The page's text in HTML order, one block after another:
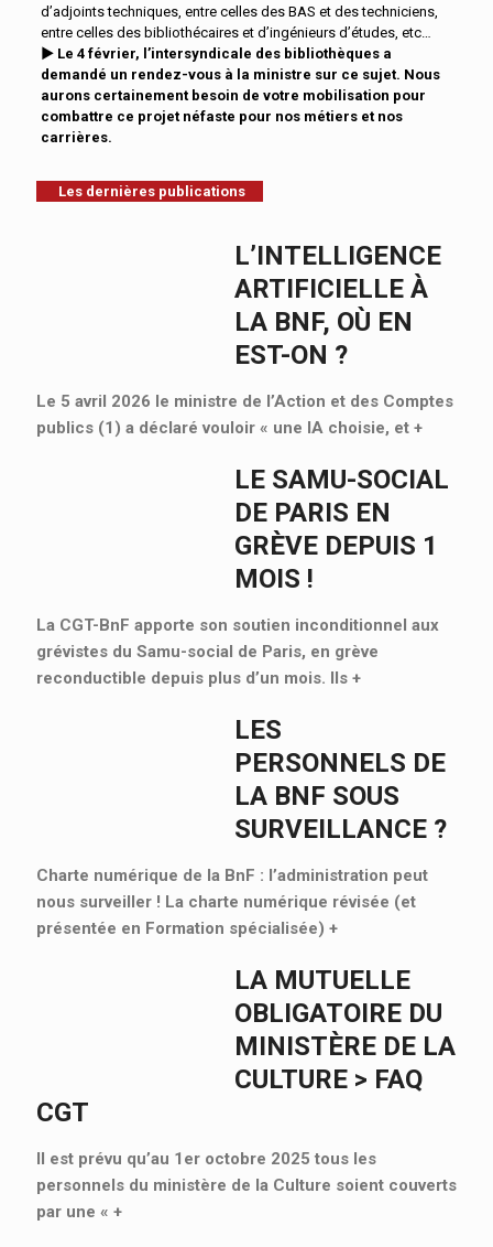
d’adjoints techniques, entre celles des BAS et des techniciens,
entre celles des bibliothécaires et d’ingénieurs d’études, etc…
►Le 4 février, l’intersyndicale des bibliothèques a
demandé un rendez-vous à la ministre sur ce sujet. Nous
aurons certainement besoin de votre mobilisation pour
combattre ce projet néfaste pour nos métiers et nos
carrières.
Les dernières publications
L’INTELLIGENCE
ARTIFICIELLE À
LA BNF, OÙ EN
EST-ON ?
Le 5 avril 2026 le ministre de l’Action et des Comptes
publics (1) a déclaré vouloir « une IA choisie, et +
LE SAMU-SOCIAL
DE PARIS EN
GRÈVE DEPUIS 1
MOIS !
La CGT-BnF apporte son soutien inconditionnel aux
grévistes du Samu-social de Paris, en grève
reconductible depuis plus d’un mois. Ils +
LES
PERSONNELS DE
LA BNF SOUS
SURVEILLANCE ?
Charte numérique de la BnF : l’administration peut
nous surveiller ! La charte numérique révisée (et
présentée en Formation spécialisée) +
LA MUTUELLE
OBLIGATOIRE DU
MINISTÈRE DE LA
CULTURE > FAQ
CGT
Il est prévu qu’au 1er octobre 2025 tous les
personnels du ministère de la Culture soient couverts
par une « +